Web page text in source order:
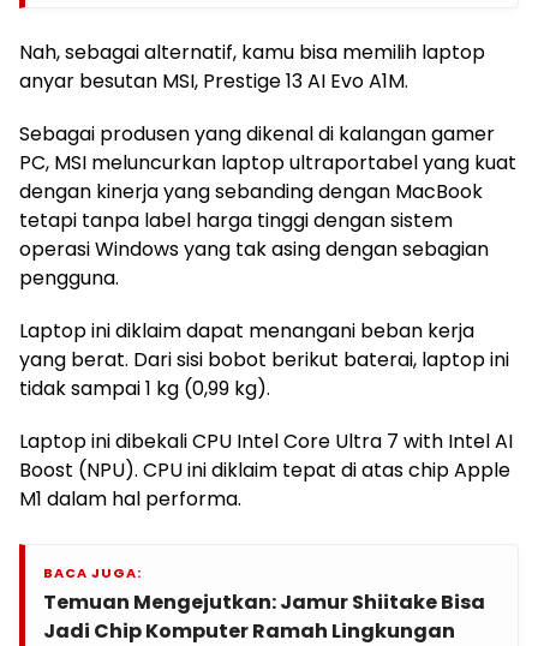
Nah, sebagai alternatif, kamu bisa memilih laptop
anyar besutan MSI, Prestige 13 AI Evo A1M.
Sebagai produsen yang dikenal di kalangan gamer
PC, MSI meluncurkan laptop ultraportabel yang kuat
dengan kinerja yang sebanding dengan MacBook
tetapi tanpa label harga tinggi dengan sistem
operasi Windows yang tak asing dengan sebagian
pengguna.
Laptop ini diklaim dapat menangani beban kerja
yang berat. Dari sisi bobot berikut baterai, laptop ini
tidak sampai 1 kg (0,99 kg).
Laptop ini dibekali CPU Intel Core Ultra 7 with Intel AI
Boost (NPU). CPU ini diklaim tepat di atas chip Apple
M1 dalam hal performa.
BACA JUGA:
Temuan Mengejutkan: Jamur Shiitake Bisa
Jadi Chip Komputer Ramah Lingkungan